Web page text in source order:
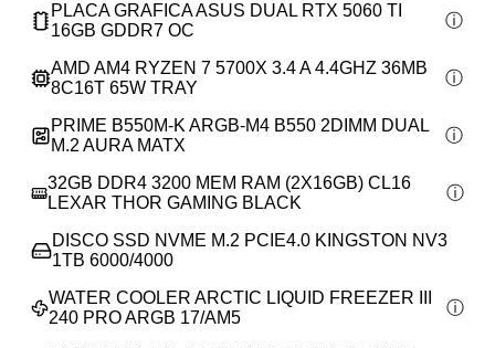
PLACA GRAFICA ASUS DUAL RTX 5060 TI
16GB GDDR7 OC
AMD AM4 RYZEN 7 5700X 3.4 A 4.4GHZ 36MB
8C16T 65W TRAY
PRIME B550M-K ARGB-M4 B550 2DIMM DUAL
M.2 AURA MATX
32GB DDR4 3200 MEM RAM (2X16GB) CL16
LEXAR THOR GAMING BLACK
DISCO SSD NVME M.2 PCIE4.0 KINGSTON NV3
1TB 6000/4000
WATER COOLER ARCTIC LIQUID FREEZER III
240 PRO ARGB 17/AM5